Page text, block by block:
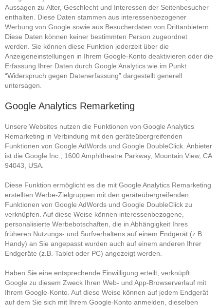
Aussagen zu Alter, Geschlecht und Interessen der Seitenbesucher
enthalten. Diese Daten stammen aus interessenbezogener
Werbung von Google sowie aus Besucherdaten von Drittanbietern.
Diese Daten können keiner bestimmten Person zugeordnet
werden. Sie können diese Funktion jederzeit über die
Anzeigeneinstellungen in Ihrem Google-Konto deaktivieren oder die
Erfassung Ihrer Daten durch Google Analytics wie im Punkt
“Widerspruch gegen Datenerfassung” dargestellt generell
untersagen.
Google Analytics Remarketing
Unsere Websites nutzen die Funktionen von Google Analytics
Remarketing in Verbindung mit den geräteübergreifenden
Funktionen von Google AdWords und Google DoubleClick. Anbieter
ist die Google Inc., 1600 Amphitheatre Parkway, Mountain View, CA
94043, USA.
Diese Funktion ermöglicht es die mit Google Analytics Remarketing
erstellten Werbe-Zielgruppen mit den geräteübergreifenden
Funktionen von Google AdWords und Google DoubleClick zu
verknüpfen. Auf diese Weise können interessenbezogene,
personalisierte Werbebotschaften, die in Abhängigkeit Ihres
früheren Nutzungs- und Surfverhaltens auf einem Endgerät (z.B.
Handy) an Sie angepasst wurden auch auf einem anderen Ihrer
Endgeräte (z.B. Tablet oder PC) angezeigt werden.
Haben Sie eine entsprechende Einwilligung erteilt, verknüpft
Google zu diesem Zweck Ihren Web- und App-Browserverlauf mit
Ihrem Google-Konto. Auf diese Weise können auf jedem Endgerät
auf dem Sie sich mit Ihrem Google-Konto anmelden, dieselben